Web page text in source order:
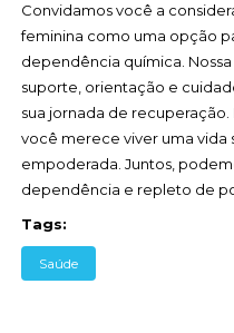
Convidamos você a
feminina como uma opção
dependência química.
suporte, orientação e
sua jornada de recuperação.
você merece viver uma vida
empoderada. Juntos,
dependência e repleto de
Tags:
Saúde